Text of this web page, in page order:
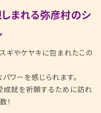
しまれる弥彦村のシ
ギやケヤキに包まれたこの
ワーを感じられます。
成就を祈願するために訪れ
！